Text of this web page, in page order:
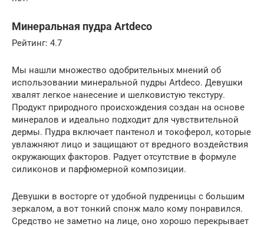
Минеральная пудра Artdeco
Рейтинг: 4.7
Мы нашли множество одобрительных мнений об
использовании минеральной пудры Artdeco. Девушки
хвалят легкое нанесение и шелковистую текстуру.
Продукт природного происхождения создан на основе
минералов и идеально подходит для чувствительной
дермы. Пудра включает пантенол и токоферол, которые
увлажняют лицо и защищают от вредного воздействия
окружающих факторов. Радует отсутствие в формуле
силиконов и парфюмерной композиции.
Девушки в восторге от удобной пудреницы с большим
зеркалом, а вот тонкий спонж мало кому понравился.
Средство не заметно на лице, оно хорошо перекрывает